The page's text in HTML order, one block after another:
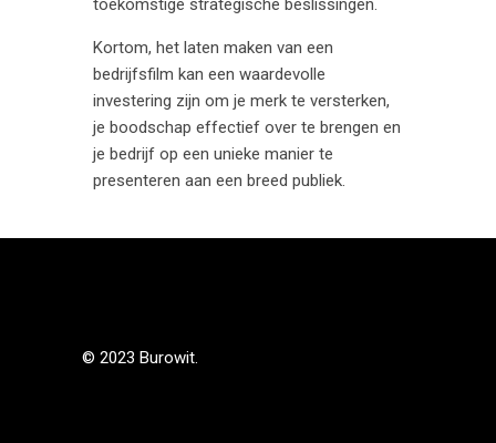
toekomstige strategische beslissingen.
Kortom, het laten maken van een
bedrijfsfilm kan een waardevolle
investering zijn om je merk te versterken,
je boodschap effectief over te brengen en
je bedrijf op een unieke manier te
presenteren aan een breed publiek.
© 2023 Burowit.